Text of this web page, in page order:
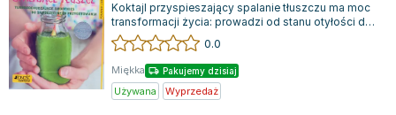
Koktajl przyspieszający spalanie tłuszczu ma moc
transformacji życia: prowadzi od stanu otyłości do
wymarzonej szczupłości, dodaje...
0.0
Miękka Pakujemy dzisiaj
Używana Wyprzedaż